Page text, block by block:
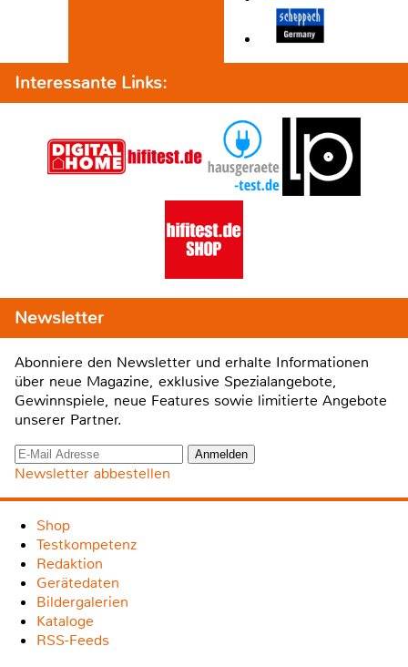
Interessante Links:
Newsletter
Abonniere den Newsletter und erhalte Informationen
über neue Magazine, exklusive Spezialangebote,
Gewinnspiele, neue Features sowie limitierte Angebote
unserer Partner.
Newsletter abbestellen
Shop
Testkompetenz
Redaktion
Gerätedaten
Bildergalerien
Kataloge
RSS-Feeds